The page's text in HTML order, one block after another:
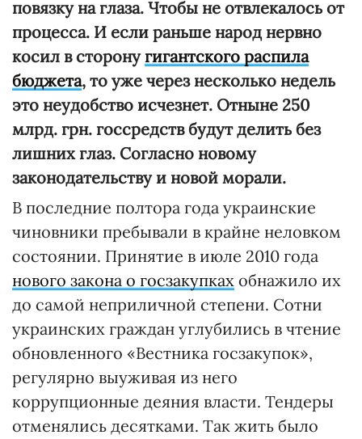
повязку на глаза. Чтобы не отвлекалось от
процесса. И если раньше народ нервно
косил в сторонугигантского распила
бюджета, то уже через несколько недель
это неудобство исчезнет. Отныне 250
млрд. грн. госсредств будут делить без
лишних глаз. Согласно новому
законодательству и новой морали.
В последние полтора года украинские
чиновники пребывали в крайне неловком
состоянии. Принятие в июле 2010 года
нового закона о госзакупках обнажило их
до самой неприличной степени. Сотни
украинских граждан углубились в чтение
обновленного «Вестника госзакупок»,
регулярно выуживая из него
коррупционные деяния власти. Тендеры
отменялись десятками. Так жить было